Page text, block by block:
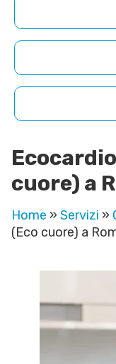
cuore) a
Home » Servizi »
(Eco cuore) a